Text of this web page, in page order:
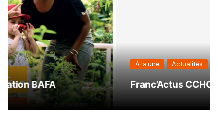
À la une Actualités
Franc’Actus CCHC mars – avril 2026